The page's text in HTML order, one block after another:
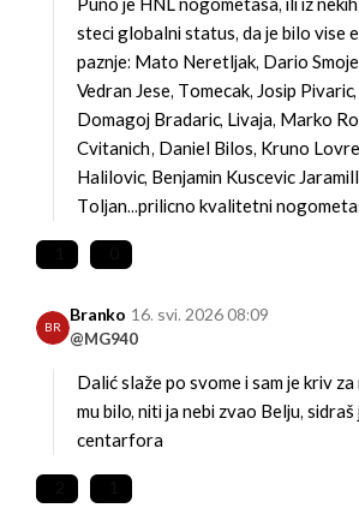
Puno je HNL nogometasa, ili iz
steci globalni status, da je bilo vise
paznje: Mato Neretljak, Dario
Vedran Jese, Tomecak, Josip
Domagoj Bradaric, Livaja, Marko
Cvitanich, Daniel Bilos, Kruno
Halilovic, Benjamin Kuscevic
Toljan...prilicno kvalitetni
BR
Branko
@MG940
16. svi. 2026 08:09
Dalić slaže po svome i sam je kriv
mu bilo, niti ja nebi zvao Belju,
centarfora